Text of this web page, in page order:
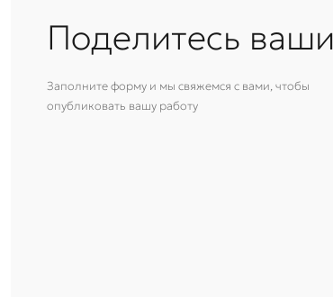
Поделитесь
Заполните форму и мы свяжемся с вами, чтобы
опубликовать вашу работу